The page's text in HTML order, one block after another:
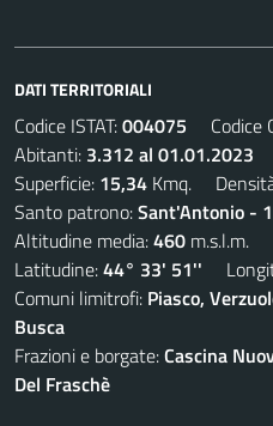
DATI TERRITORIALI
Codice ISTAT:004075 Codice
Abitanti: 3.312 al 01.01.2023
Superficie: 15,34 Kmq.
Santo patrono:Sant'Antonio -
Altitudine media:460 m.s.l.m.
Latitudine:44° 33' 51''
Comuni limitrofi: Piasco,
Busca
Frazioni e borgate:Cascina
Del Fraschè